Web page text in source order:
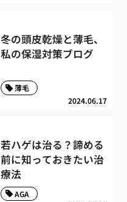
冬の頭皮乾燥と薄毛、
私の保湿対策ブログ
2024.06.17
薄毛
若ハゲは治る？諦める
前に知っておきたい治
療法
AGA